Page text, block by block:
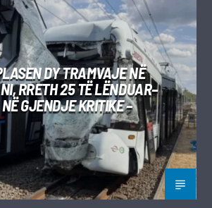
DY TRAMVAJE NË
RRETH 25 TË LËNDUAR–
GJENDJE KRITIKE –